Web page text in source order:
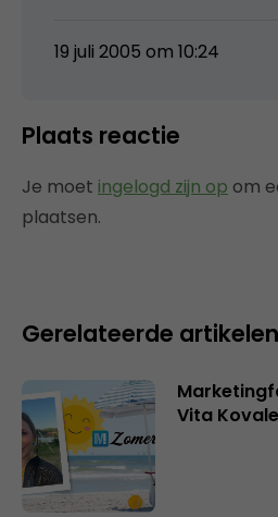
19 juli 2005 om 10:24
Plaats reactie
Je moet ingelogd zijn op om
plaatsen.
Gerelateerde artikelen
Vita